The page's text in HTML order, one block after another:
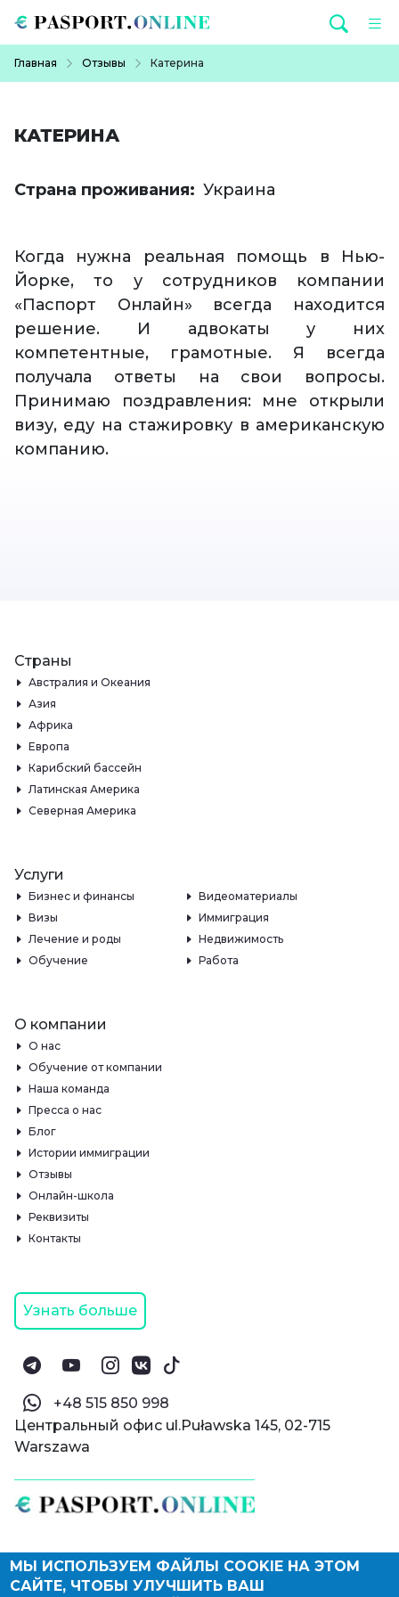
Главная Отзывы Катерина
КАТЕРИНА
Страна проживания Украина
Когда нужна реальная помощь в Нью-
Йорке, то у сотрудников компании
«Паспорт Онлайн» всегда находится
решение. И адвокаты у них
компетентные, грамотные. Я всегда
получала ответы на свои вопросы.
Принимаю поздравления: мне открыли
визу, еду на стажировку в американскую
компанию.
© Паспорт Онлайн 2019—2026
Политика конфиденциальности
Страны
Австралия и Океания
Азия
Африка
Европа
Карибский бассейн
Латинская Америка
Северная Америка
Услуги
Бизнес и финансы
Видеоматериалы
Визы
Иммиграция
Лечение и роды
Недвижимость
Обучение
Работа
О компании
О нас
Обучение от компании
Наша команда
Пресса о нас
Блог
Истории иммиграции
Отзывы
Онлайн-школа
Реквизиты
Контакты
Узнать больше
‪+48 515 850 998‬
Центральный офис ul.Puławska 145, 02-715
Warszawa
МЫ ИСПОЛЬЗУЕМ ФАЙЛЫ COOKIE НА ЭТОМ
САЙТЕ, ЧТОБЫ УЛУЧШИТЬ ВАШ